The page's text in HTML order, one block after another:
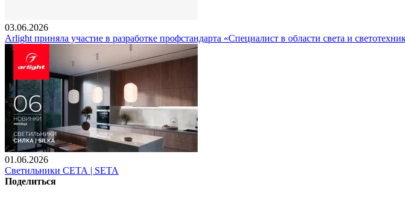
03.06.2026
Arlight приняла участие в разработке профстандарта «Специалист в области света и
01.06.2026
Светильники СЕТА | SETA
Поделиться